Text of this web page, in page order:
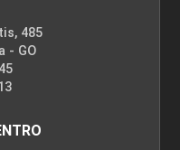
485
- GO